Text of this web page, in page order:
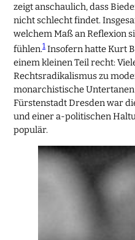
zeigt anschaulich, dass
nicht schlecht findet.
welchem Maß an Reflexion
fühlen.1 Insofern hatte Kurt
einem kleinen Teil recht:
Rechtsradikalismus zu
monarchistische
Fürstenstadt Dresden war
und einer a-politischen
populär.